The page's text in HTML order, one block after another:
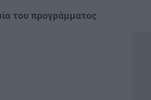
του προγράμματος